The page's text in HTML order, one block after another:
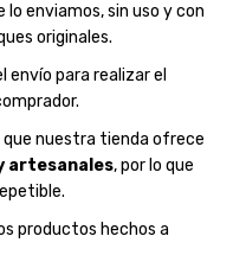
enviamos, sin uso y con
originales.
envío para realizar el
que nuestra tienda ofrece
artesanales, por lo que
productos hechos a